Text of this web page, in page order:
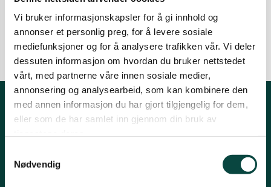
Vi bruker informasjonskapsler for å gi innhold og
annonser et personlig preg, for å levere sosiale
mediefunksjoner og for å analysere trafikken vår. Vi deler
dessuten informasjon om hvordan du bruker nettstedet
vårt, med partnerne våre innen sosiale medier,
annonsering og analysearbeid, som kan kombinere den
med annen informasjon du har gjort tilgjengelig for dem,
eller som de har samlet inn gjennom din bruk av
Nødvendig
Sør-Helgeland
Vesterålen
Ytre-Helgeland
skadevirkninger.
Fiskeri, havvern, oppdrett 01.02.2023
Kontakt fylkeslaget
Telefon: 908 34535